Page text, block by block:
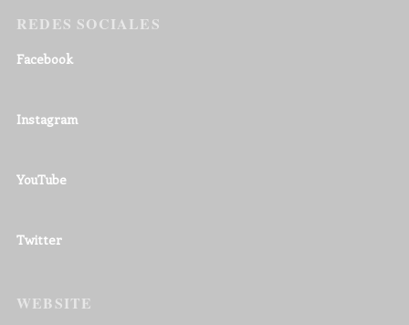
REDES SOCIALES
Facebook
Instagram
YouTube
Twitter
WEBSITE